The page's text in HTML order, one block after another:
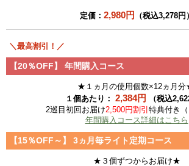
定価： 2,980円 （税込3,278円）
＼最高割引！／
【20％OFF】 年間購入コース
★１ヵ月の使用個数×12ヵ月
１個あたり： 2,384円
（税込
2巡目初回お届け2,500円割引 特典付き（
年間購入コース詳細はこちら
【15％OFF～】 3ヵ月毎ライト定期コース
★３個ずつからお届け★